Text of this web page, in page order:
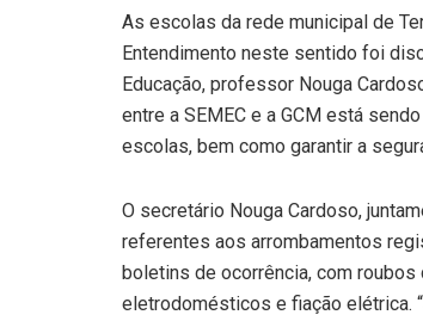
As escolas da rede municipal de
Entendimento neste sentido foi
Educação, professor Nouga
entre a SEMEC e a GCM está
escolas, bem como garantir a
O secretário Nouga Cardoso,
referentes aos arrombamentos
boletins de ocorrência, com
eletrodomésticos e fiação elétrica.